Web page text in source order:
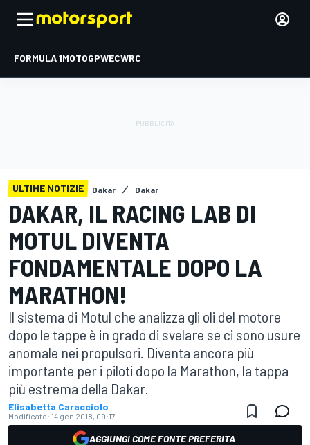
FORMULA 1MOTOGPWECWRC
ULTIME NOTIZIE Dakar Dakar
DAKAR, IL RACING LAB DI
MOTUL DIVENTA
FONDAMENTALE DOPO LA
MARATHON!
Il sistema di Motul che analizza gli oli del motore
dopo le tappe è in grado di svelare se ci sono usure
anomale nei propulsori. Diventa ancora più
importante per i piloti dopo la Marathon, la tappa
più estrema della Dakar.
Elisabetta Caracciolo
Modificato: 14 gen 2018, 09:17
AGGIUNGI COME FONTE PREFERITA